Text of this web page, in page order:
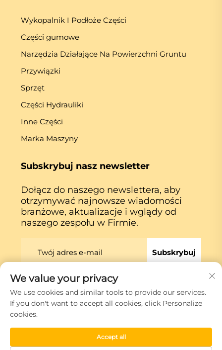
Wykopalnik I Podłoże Części
Części gumowe
Narzędzia Działające Na Powierzchni Gruntu
Przywiązki
Sprzęt
Części Hydrauliki
Inne Części
Marka Maszyny
Subskrybuj nasz newsletter
Dołącz do naszego newslettera, aby
otrzymywać najnowsze wiadomości
branżowe, aktualizacje i wglądy od
naszego zespołu w Firmie.
Subskrybuj
Prawa autorskie © Xiamen Globe Machine Co.,ltd.
Polityka prywatności
We value your privacy
We use cookies and similar tools to provide our services.
If you don't want to accept all cookies, click Personalize
cookies.
Accept all